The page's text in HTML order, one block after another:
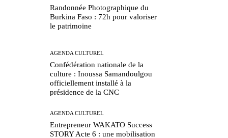
Randonnée Photographique du
Burkina Faso : 72h pour valoriser
le patrimoine
AGENDA CULTUREL
Confédération nationale de la
culture : Inoussa Samandoulgou
officiellement installé à la
présidence de la CNC
AGENDA CULTUREL
Entrepreneur WAKATO Success
STORY Acte 6 : une mobilisation